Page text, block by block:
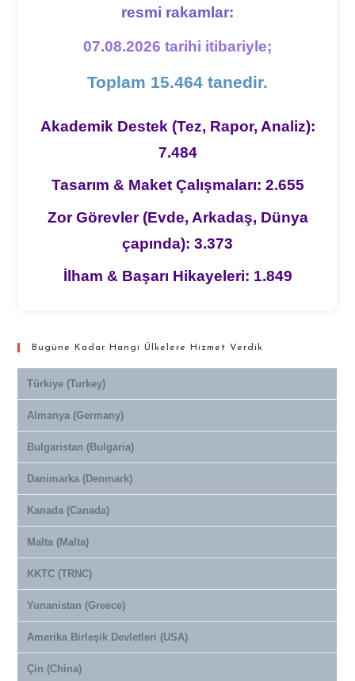
resmi rakamlar:
07.08.2026 tarihi itibariyle;
Toplam 15.464 tanedir.
Akademik Destek (Tez, Rapor, Analiz):
7.484
Tasarım & Maket Çalışmaları: 2.655
Zor Görevler (Evde, Arkadaş, Dünya
çapında): 3.373
İlham & Başarı Hikayeleri: 1.849
Bugüne Kadar Hangi Ülkelere Hizmet Verdik
Türkiye (Turkey)
Almanya (Germany)
Bulgaristan (Bulgaria)
Danimarka (Denmark)
Kanada (Canada)
Malta (Malta)
KKTC (TRNC)
Yunanistan (Greece)
Amerika Birleşik Devletleri (USA)
Çin (China)